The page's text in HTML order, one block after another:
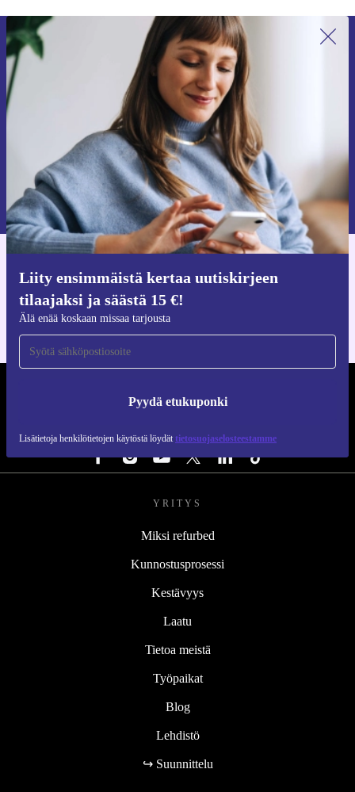
Liity ensimmäistä kertaa uutiskirjeen
tilaajaksi ja säästä 15 €!
Älä enää koskaan missaa tarjousta
Pyydä etukuponki
Lisätietoja henkilötietojen käytöstä löydät tietosuojaselosteestamme
Liity ensimmäistä kertaa uutiskirjeen
tilaajaksi ja säästä 15 €!
Älä missaa enää yhtäkään tarjousta.
Pyydä etukuponki
Lisätietoja henkilötietojen käytöstä löydättietosuojaselosteestamme.
iOS:lle ja Androidille
YRITYS
Miksi refurbed
Kunnostusprosessi
Kestävyys
Laatu
Tietoa meistä
Työpaikat
Blog
Lehdistö
↪ Suunnittelu